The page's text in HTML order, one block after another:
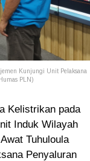
Kunjungi Unit Pelaksana
PLN)
Kelistrikan pada
Induk Wilayah
Tuhuloula
Penyaluran